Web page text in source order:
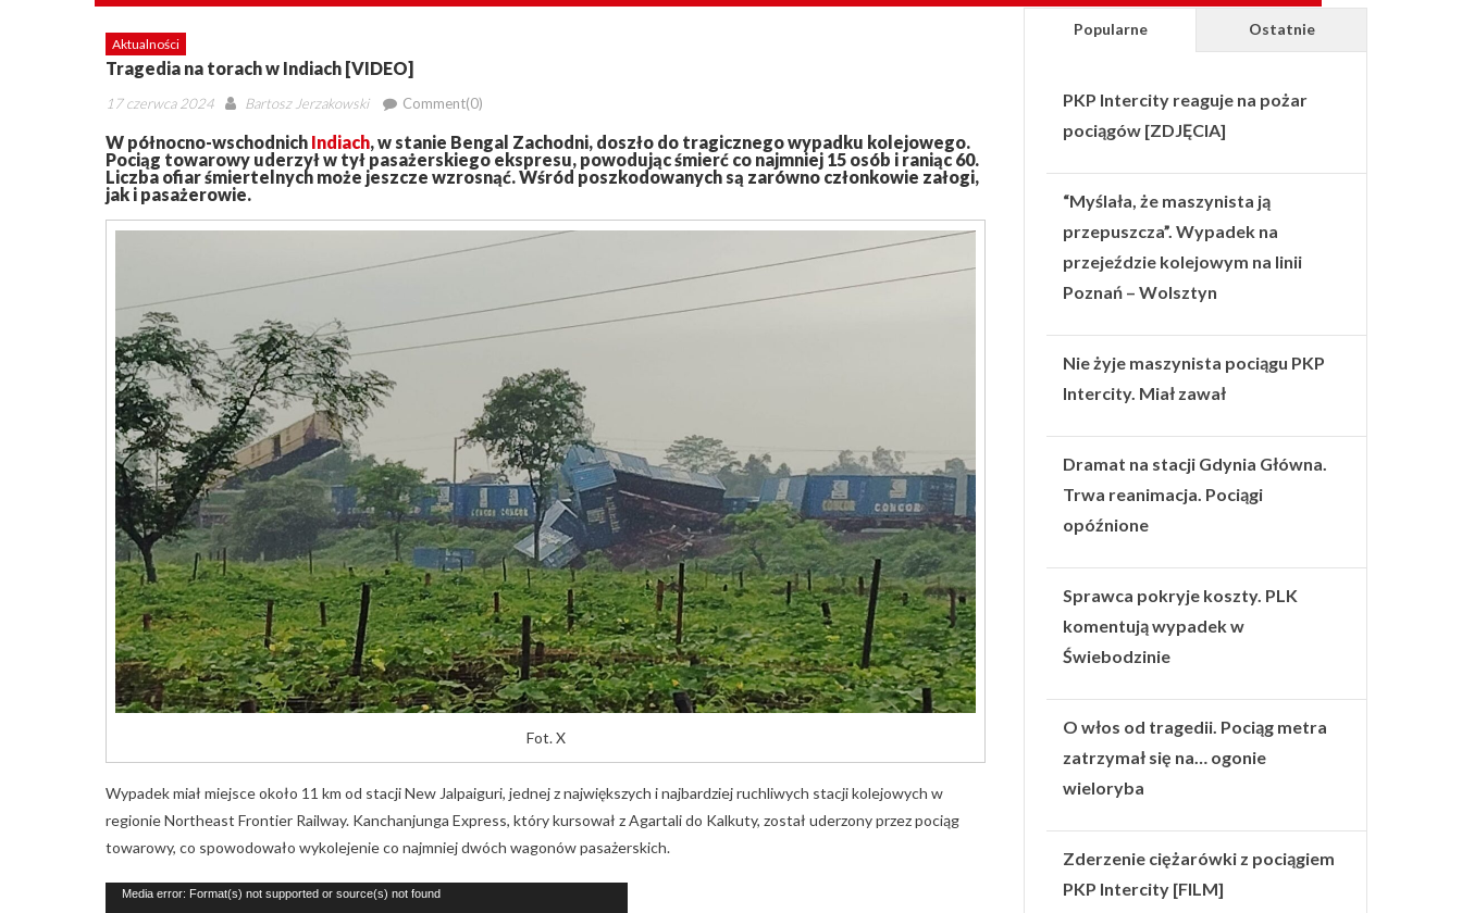
Aktualności
Tragedia na torach w Indiach [VIDEO]
Posted
17 czerwca 2024 Author
Bartosz Jerzakowski Comment(0)
W północno-wschodnich Indiach, w stanie Bengal Zachodni, doszło do tragicznego wypadku kolejowego.
Pociąg towarowy uderzył w tył pasażerskiego ekspresu, powodując śmierć co najmniej 15 osób i raniąc 60.
Liczba ofiar śmiertelnych może jeszcze wzrosnąć. Wśród poszkodowanych są zarówno członkowie załogi,
jak i pasażerowie.
Fot. X
Wypadek miał miejsce około 11 km od stacji New Jalpaiguri, jednej z największych i najbardziej ruchliwych stacji kolejowych w
regionie Northeast Frontier Railway. Kanchanjunga Express, który kursował z Agartali do Kalkuty, został uderzony przez pociąg
towarowy, co spowodowało wykolejenie co najmniej dwóch wagonów pasażerskich.
Odtwarzacz
Media error: Format(s) not supported or source(s) not found
Popularne Ostatnie
PKP Intercity reaguje na pożar
pociągów [ZDJĘCIA]
“Myślała, że maszynista ją
przepuszcza”. Wypadek na
przejeździe kolejowym na linii
Poznań – Wolsztyn
Nie żyje maszynista pociągu PKP
Intercity. Miał zawał
Dramat na stacji Gdynia Główna.
Trwa reanimacja. Pociągi
opóźnione
Sprawca pokryje koszty. PLK
komentują wypadek w
Świebodzinie
O włos od tragedii. Pociąg metra
zatrzymał się na… ogonie
wieloryba
Zderzenie ciężarówki z pociągiem
PKP Intercity [FILM]